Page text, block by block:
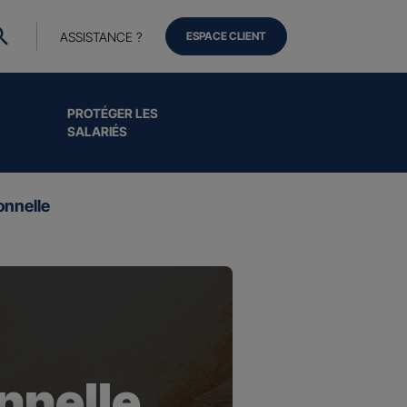
PROTÉGER LES
SALARIÉS
ASSISTANCE ? ESPACE CLIENT